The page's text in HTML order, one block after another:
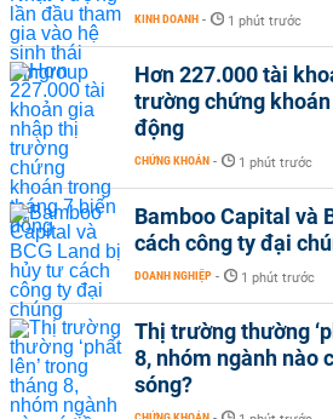
KINH DOANH - 1 phút trước
Hơn 227.000 tài
trường chứng
động
CHỨNG KHOÁN - 1 phút trước
Bamboo Capital và
cách công ty đại
DOANH NGHIỆP - 1 phút trước
Thị trường thường
8, nhóm ngành nào
sóng?